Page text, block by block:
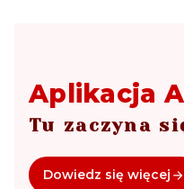
Aplikacja
Tu zaczyna
Dowiedz się więcej